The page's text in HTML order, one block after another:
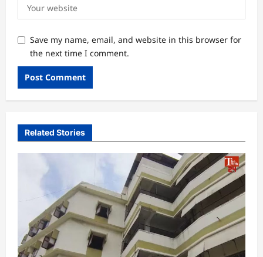
Save my name, email, and website in this browser for
the next time I comment.
Related Stories